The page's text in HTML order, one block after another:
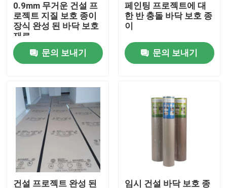
품질 관리
연락주세요
인용문을 요구하세요
보호 논문에 바닥을 깔기
일시적 바닥 보호 명부
크라프트 지 바닥 보호
0.9mm 무거운 건설 프
로젝트 지질 보호 종이
장식 완성 된 바닥 보호
재료
문의 보내기
페인팅 프로젝트에 대
한 반 충돌 바닥 보호 종
이
문의 보내기
건설 프로젝트 완성 된 임시 건설 바닥 보호 종